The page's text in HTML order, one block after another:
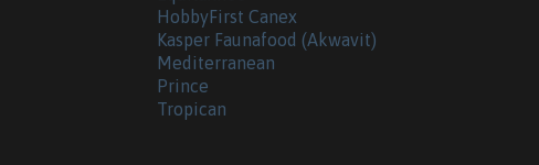
HobbyFirst Canex
Kasper Faunafood (Akwavit)
Mediterranean
Prince
Tropican